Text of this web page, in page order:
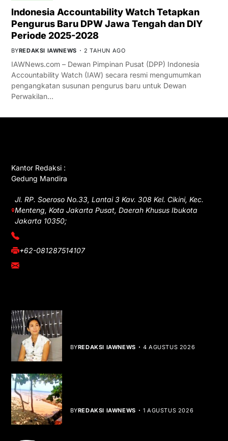
Indonesia Accountability Watch Tetapkan
Pengurus Baru DPW Jawa Tengah dan DIY
Periode 2025-2028
BYREDAKSI IAWNEWS 2 TAHUN AGO
IAWNews.com – Dewan Pimpinan Pusat (DPP) Indonesia
Accountability Watch (IAW) secara resmi mengumumkan
pengangkatan susunan pengurus baru untuk Dewan
Perwakilan…
Kantor Redaksi :
Gedung Mandira
Jl. RP. Soeroso No.33, Lantai 3 Kav. 308 Kel. Cikini, Kec.
Menteng, Kota Jakarta Pusat, Daerah Khusus Ibukota
Jakarta 10350;
(021) 3908026
+62-081287514107
adm@iawnews.com
BYREDAKSI IAWNEWS 4 AGUSTUS 2026
BYREDAKSI IAWNEWS 1 AGUSTUS 2026